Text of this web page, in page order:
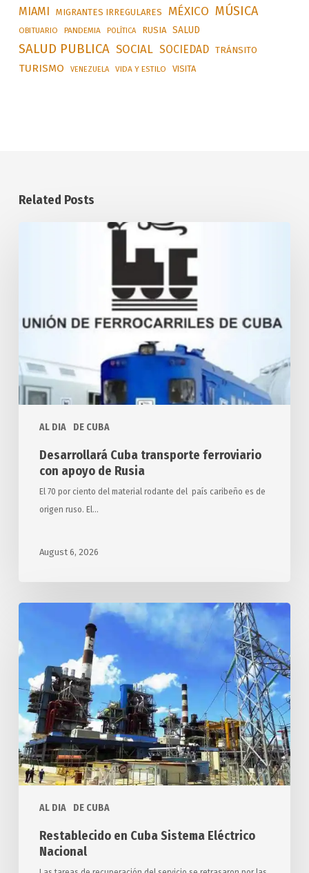
MIAMI MIGRANTES IRREGULARES MÉXICO MÚSICA
OBITUARIO PANDEMIA POLÍTICA RUSIA SALUD
SALUD PUBLICA SOCIAL SOCIEDAD TRÁNSITO
TURISMO VENEZUELA VIDA Y ESTILO VISITA
Related Posts
AL DIA DE CUBA
apoyo
Desarrollará Cuba transporte ferroviario
con apoyo de Rusia
El 70 por ciento del material rodante del país caribeño es de
origen ruso. El…
August 6, 2026
AL DIA DE CUBA
Cuba
Sistema
Eléctrico
Nacional
Restablecido en Cuba Sistema Eléctrico
Nacional